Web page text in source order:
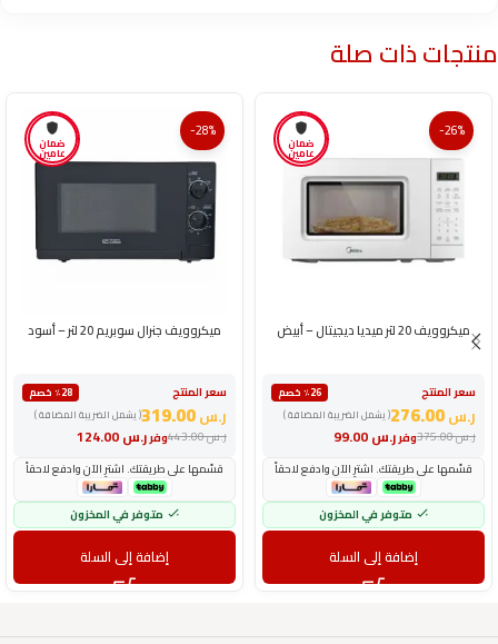
منتجات ذات صلة
ضمان
عامين
-26%
ميكروويف 20 لتر ميديا ديجيتال – أبيض
سعر المنتج
٪26 خصم
( يشمل الضريبة المضافة )
ر.س
وفرر.س ر.س375.00
قسّمها على طريقتك. اشترِ الآن وادفع لاحقاً
متوفر في المخزون
إضافة إلى السلة
ضمان
عامين
-28%
ميكروويف جنرال سوبريم 20 لتر – أسود
سعر المنتج
٪28 خصم
( يشمل الضريبة المضافة )
ر.س
وفرر.س ر.س443.00
قسّمها على طريقتك. اشترِ الآن وادفع لاحقاً
متوفر في المخزون
إضافة إلى السلة